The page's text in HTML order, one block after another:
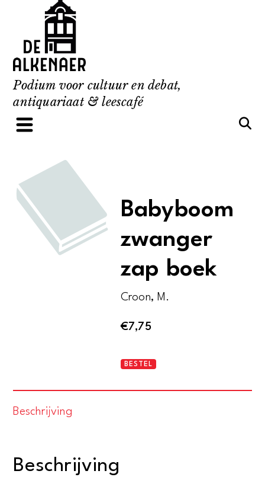
content
Podium voor cultuur en debat,
antiquariaat & leescafé
Babyboom
zwanger
zap boek
Croon, M.
€7,75
Babyboom
BESTEL
Beschrijving
Beschrijving